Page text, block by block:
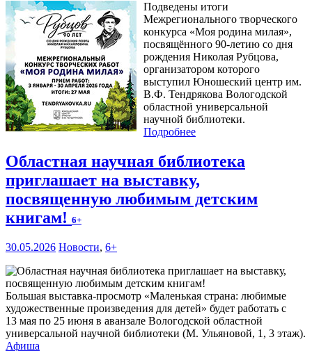
Подведены итоги
Межрегионального творческого
конкурса «Моя родина милая»,
посвящённого 90-летию со дня
рождения Николая Рубцова,
организатором которого
выступил Юношеский центр им.
В.Ф. Тендрякова Вологодской
областной универсальной
научной библиотеки.
Подробнее
Областная научная библиотека
приглашает на выставку,
посвященную любимым детским
книгам! 6+
30.05.2026 Новости, 6+
Большая выставка-просмотр «Маленькая страна: любимые
художественные произведения для детей» будет работать с
13 мая по 25 июня в аванзале Вологодской областной
универсальной научной библиотеки (М. Ульяновой, 1, 3 этаж).
Афиша